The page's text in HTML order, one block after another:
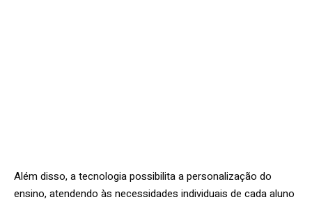
Além disso, a tecnologia possibilita a personalização do
ensino, atendendo às necessidades individuais de cada aluno